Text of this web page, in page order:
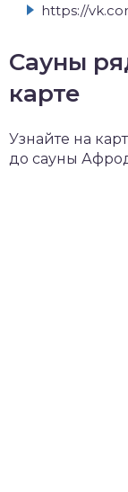
https://
Сауны
карте
Узнайте на
до сауны